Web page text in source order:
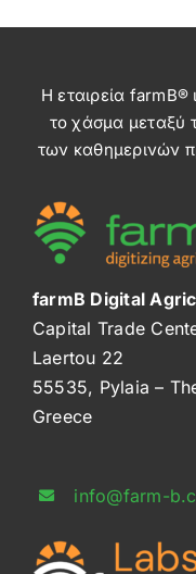
Η εταιρεία
το χάσμα μεταξύ
των καθημερινών
farmB Digital
Capital Trade
Laertou 22
55535, Pylaia –
Greece
info@farm-